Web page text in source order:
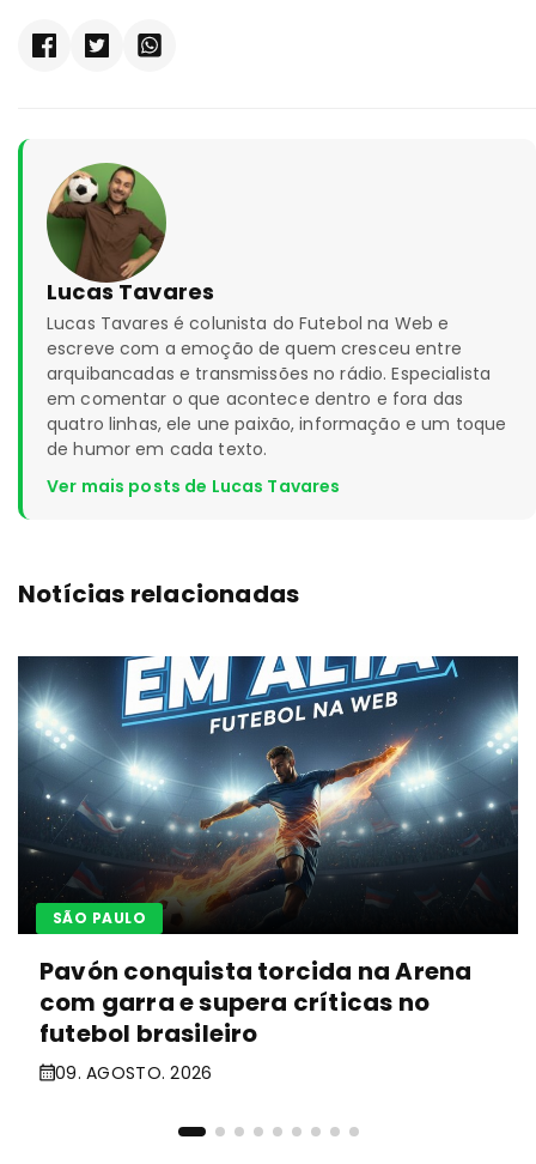
Lucas Tavares
Lucas Tavares é colunista do Futebol na Web e
escreve com a emoção de quem cresceu entre
arquibancadas e transmissões no rádio. Especialista
em comentar o que acontece dentro e fora das
quatro linhas, ele une paixão, informação e um toque
de humor em cada texto.
Ver mais posts de Lucas Tavares
Notícias relacionadas
SÃO PAULO
Pavón conquista torcida na Arena
com garra e supera críticas no
futebol brasileiro
09. AGOSTO. 2026